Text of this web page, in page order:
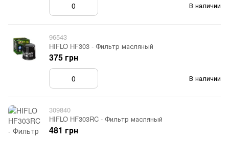
В наличии
96543
HIFLO HF303 - Фильтр масляный
В наличии
375 грн
309840
HIFLO HF303RC - Фильтр масляный
481 грн